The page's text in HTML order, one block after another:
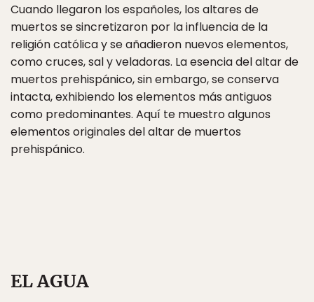
Cuando llegaron los españoles, los altares de
muertos se sincretizaron por la influencia de la
religión católica y se añadieron nuevos elementos,
como cruces, sal y veladoras. La esencia del altar de
muertos prehispánico, sin embargo, se conserva
intacta, exhibiendo los elementos más antiguos
como predominantes. Aquí te muestro algunos
elementos originales del altar de muertos
prehispánico.
EL AGUA